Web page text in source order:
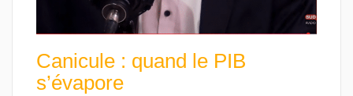
Canicule : quand le PIB
s’évapore